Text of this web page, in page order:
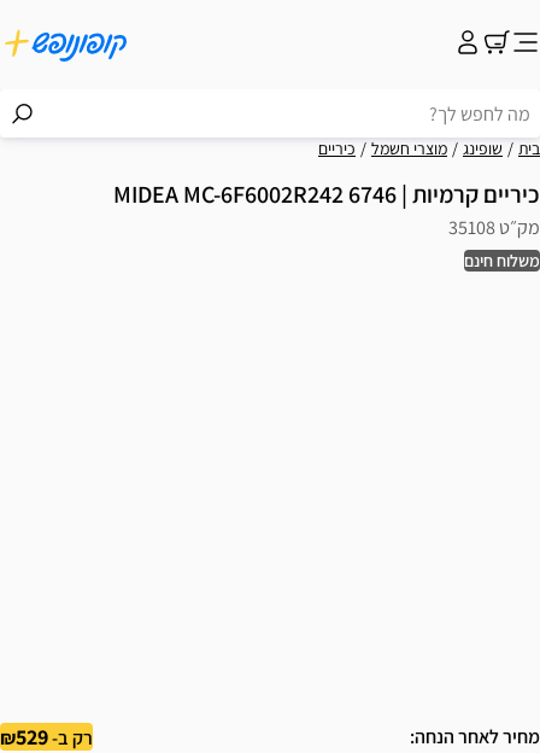
בית שופינג מוצרי חשמל כיריים
כיריים קרמיות | MIDEA MC-6F6002R242 6746
מק״ט 35108
משלוח חינם
מחיר לאחר הנחה רק ב-529